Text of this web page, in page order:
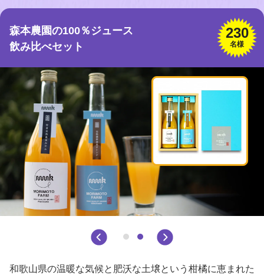
森本農園の100％ジュース
飲み比べセット
230
名様
和歌山県の温暖な気候と肥沃な土壌という柑橘に恵まれた